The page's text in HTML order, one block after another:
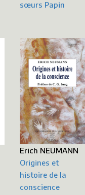
sœurs Papin
Erich NEUMANN
Origines et
histoire de la
conscience